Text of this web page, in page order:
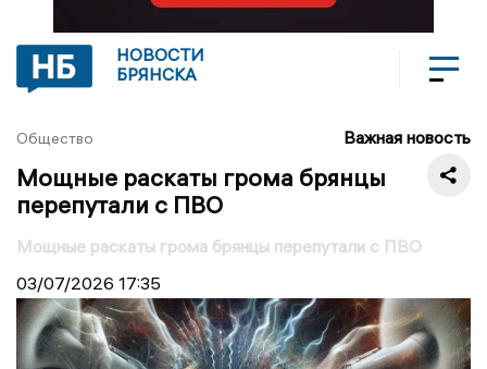
НОВОСТИ
БРЯНСКА
Общество Важная новость
Мощные раскаты грома брянцы
перепутали с ПВО
Мощные раскаты грома брянцы перепутали с ПВО
03/07/2026 17:35